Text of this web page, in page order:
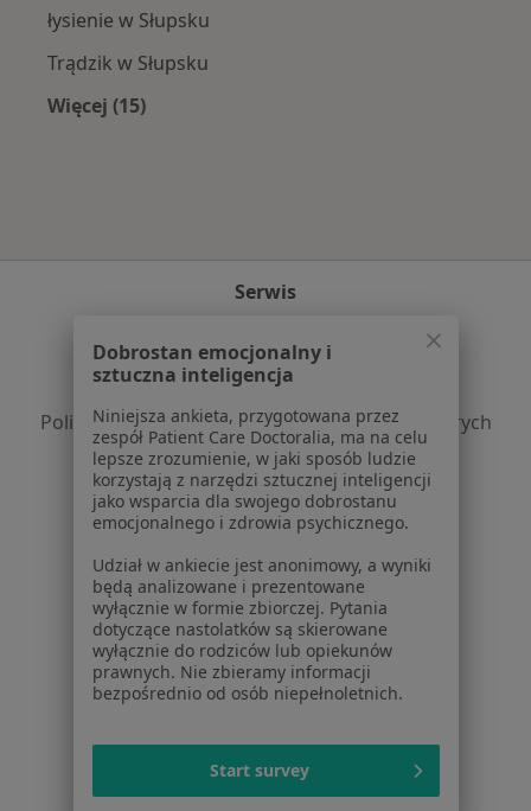
łysienie w Słupsku
Trądzik w Słupsku
Więcej (15)
Serwis
Polityka prywatności pacjentów
Polityka prywatności profesjonalistów
Polityka prywatności dla profesjonalistów, których
dane pozyskaliśmy samodzielnie
Polityka cookies
Jak działają wyniki wyszukiwania
Dostępność
O nas
Praca
Rekrutujemy!
Partnerzy
Centrum prasowe
Kontakt
Lekarze
Placówki medyczne
Dobrostan emocjonalny i
sztuczna inteligencja
Niniejsza ankieta, przygotowana przez
zespół Patient Care Doctoralia, ma na celu
lepsze zrozumienie, w jaki sposób ludzie
korzystają z narzędzi sztucznej inteligencji
jako wsparcia dla swojego dobrostanu
emocjonalnego i zdrowia psychicznego.
Udział w ankiecie jest anonimowy, a wyniki
będą analizowane i prezentowane
wyłącznie w formie zbiorczej. Pytania
dotyczące nastolatków są skierowane
wyłącznie do rodziców lub opiekunów
prawnych. Nie zbieramy informacji
bezpośrednio od osób niepełnoletnich.
Start survey